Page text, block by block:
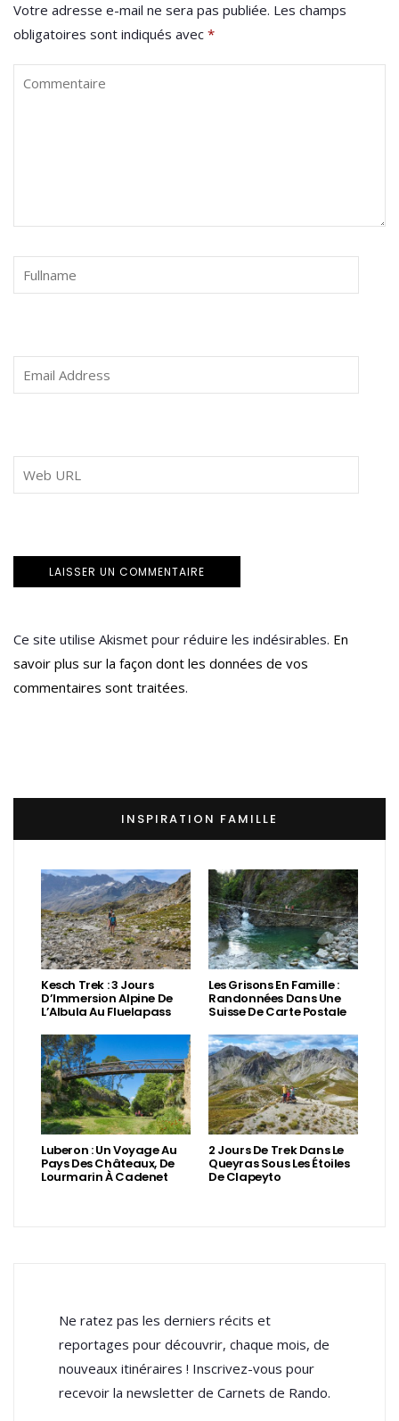
Votre adresse e-mail ne sera pas publiée. Les champs
obligatoires sont indiqués avec *
Ce site utilise Akismet pour réduire les indésirables. En
savoir plus sur la façon dont les données de vos
commentaires sont traitées.
INSPIRATION FAMILLE
Kesch Trek : 3 Jours
D’Immersion Alpine De
L’Albula Au Fluelapass
Les Grisons En Famille :
Randonnées Dans Une
Suisse De Carte Postale
Luberon : Un Voyage Au
Pays Des Châteaux, De
Lourmarin À Cadenet
2 Jours De Trek Dans Le
Queyras Sous Les Étoiles
De Clapeyto
Ne ratez pas les derniers récits et
reportages pour découvrir, chaque mois, de
nouveaux itinéraires ! Inscrivez-vous pour
recevoir la newsletter de Carnets de Rando.